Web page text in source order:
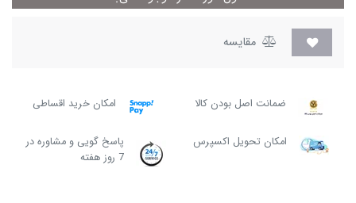
مقایسه
ضمانت اصل بودن کالا امکان خرید اقساطی
امکان تحویل اکسپرس
پاسخ گویی و مشاوره در
7 روز هفته